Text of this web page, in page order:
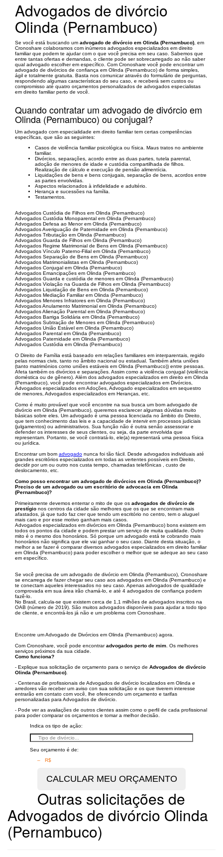
Advogados de divórcio
Olinda (Pernambuco)
Se você está buscando um advogado de divórcio em Olinda (Pernambuco) , em
Cronoshare colaboramos com inúmeros advogados especializados em direito
familiar que podem te ajudar com o que você precisa em seu caso. Sabemos que
entre tantas ofertas e demandas, o cliente pode ser sobrecarregado ao não saber
qual advogado escolher em específico. Com Cronoshare você pode encontrar um
advogado de divórcios de confiança em Olinda (Pernambuco) de forma simples,
ágil e totalmente gratuita. Basta nos comunicar através do formulário de perguntas,
respondendo algumas características do seu caso, e receberá sem custos ou
compromisso até quatro orçamentos personalizados de advogados especialistas
em direito familiar perto de você.
Quando contratar um advogado de divórcio em
Olinda (Pernambuco) ou conjugal?
Um advogado com especialidade em direito familiar tem certas competências
específicas, que são as seguintes:
Casos de violência familiar psicológica ou física. Maus tratos no ambiente
familiar.
Divórcios, separações, acordo entre as duas partes, tutela parental,
adoção de menores de idade e custódia compartilhada de filhos.
Realização de cálculo e execução de pensão alimentícia.
Liquidações de bens e bens conjugais, separação de bens, acordos entre
as partes envolvidas.
Aspectos relacionados à infidelidade e adultério.
Herança e sucessões na família.
Testamentos.
Advogados Custódia de Filhos em Olinda (Pernambuco)
Advogados Custódia Monoparental em Olinda (Pernambuco)
Advogados Defesa ao Menor em Olinda (Pernambuco)
Advogados Averiguação de Paternidade em Olinda (Pernambuco)
Advogados Tributação em Olinda (Pernambuco)
Advogados Guarda de Filhos em Olinda (Pernambuco)
Advogados Regime Matrimonial de Bens em Olinda (Pernambuco)
Advogados Vínculo Paterno-Filial em Olinda (Pernambuco)
Advogados Separação de Bens em Olinda (Pernambuco)
Advogados Matrimonialistas em Olinda (Pernambuco)
Advogados Conjugal em Olinda (Pernambuco)
Advogados Emancipações em Olinda (Pernambuco)
Advogados Guarda e custódia de menores em Olinda (Pernambuco)
Advogados Violação na Guarda de Filhos em Olinda (Pernambuco)
Advogados Liquidação de Bens em Olinda (Pernambuco)
Advogados Mediação Familiar em Olinda (Pernambuco)
Advogados Menores Infratores em Olinda (Pernambuco)
Advogados Anulamento Matrimonial em Olinda (Pernambuco)
Advogados Alienação Parental em Olinda (Pernambuco)
Advogados Barriga Solidária em Olinda (Pernambuco)
Advogados Subtração de Menores em Olinda (Pernambuco)
Advogados União Estável em Olinda (Pernambuco)
Advogados Parental em Olinda (Pernambuco)
Advogados Paternidade em Olinda (Pernambuco)
Advogados Custódia em Olinda (Pernambuco)
O Direito de Família está baseado em relações familiares em interparentais, regido
pelas normas civis, tanto no âmbito nacional ou estadual. Também afeta uniões
(tanto matrimónios como uniões estáveis em Olinda (Pernambuco)) entre pessoas.
Afeta também os divórcios e separações. Assim como a violência conjugal (violência
doméstica ou de gênero). Além dos advogados especializados em direito em Olinda
(Pernambuco), você pode encontrar advogados especializados em Divórcios,
Advogados especializados em Adoções, Advogado especializados em sequestro
de menores, Advogados especializados em Heranças, etc.
Como é muito provável que você encontre na sua busca um bom advogado de
divórcio em Olinda (Pernambuco), queremos esclarecer algumas dúvidas muito
básicas sobre eles. Um advogado é uma pessoa licenciada no âmbito do Direito,
que tem conhecimento das leis e a capacidade de intervir em processos judiciais
(julgamentos) ou administrativos. Sua função não é outra senão assessorar e
defender os interesses de seus clientes, ou seja, da parte envolvida que
representam. Portanto, se você contratá-lo, ele(a) representará uma pessoa física
ou jurídica.
Encontrar um bom advogado nunca foi tão fácil. Desde advogados individuais até
grandes escritórios especializados em todas as vertentes possíveis em Direito,
decidir por um ou outro nos custa tempo, chamadas telefônicas , custo de
deslocamento, etc.
Como posso encontrar um advogado de divórcios em Olinda (Pernambuco)?
Preciso de um advogado ou um escritório de advocacia em Olinda
(Pernambuco)?
Primeiramente devemos enterrar o mito de que os advogados de divórcio de
prestígio nos centros da cidade são melhores que os que se encontram mais
afastados, já que tudo faz crer que tendo um escritório no centro, tem o aluguel
mais caro e por esse motivo ganham mais casos.
Advogados especializados em divórcios em Olinda (Pernambuco) bons existem em
todos os pontos da cidade e podem prestar um serviço de muita qualidade. Outro
mito é o mesmo dos honorários. Só porque um advogado está te cobrando mais
honorários não significa que ele vai ganhar o seu caso. Diante desta situação, o
melhor a se fazer é comparar diversos advogados especializados em direito familiar
em Olinda (Pernambuco) para poder escolher o melhor que se adeque ao seu caso
em específico.
Se você precisa de um advogado de divórcio em Olinda (Pernambuco), Cronoshare
se encarrega de fazer chegar seu caso aos advogados em Olinda (Pernambuco) e
te conectam aqueles interessados no seu caso. Apenas advogados de qualidade
comprovada em sua área irão chamá-lo, e até 4 advogados de confiança podem
fazê-lo.
No Brasil, calcula-se que existem cerca de 1,1 milhões de advogados inscritos na
OAB (número de 2019). São muitos advogados disponíveis para ajudar a todo tipo
de cliente, e encontrá-los já não e um problema com Cronoshare.
Encontre um Advogado de Divórcios em Olinda (Pernambuco) agora.
Com Cronoshare, você pode encontraradvogados perto de mim . Os melhores
serviços próximos da sua cidade.
Como funciona?
- Explique sua solicitação de orçamento para o serviço de Advogados de divórcio
Olinda (Pernambuco)
- Centenas de profissionais de Advogados de divórcio localizados em Olinda e
arredores vão receber um aviso con sua solicitação e os que tiverem interesse
entrarão em contato com você, lhe oferecendo um orçamento e tarifas
personalizadas para Advogados de divórcio.
- Pode ver as avaliações de outros clientes assim como o perfil de cada profissional
para poder comparar os orçamentos e tomar a melhor decisão.
Indica os tipo de ação:
Seu orçamento é de:
– R$
Outras solicitações de
Advogados de divórcio Olinda
(Pernambuco)